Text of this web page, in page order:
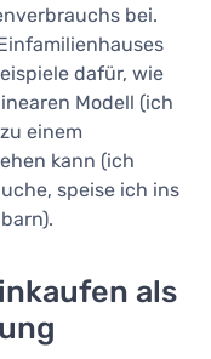
bei.
dafür, wie
Modell (ich
einem
kann (ich
speise ich ins
als